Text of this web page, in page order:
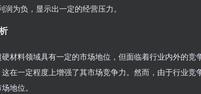
润为负，显示出一定的经营压力。
材料领域具有一定的市场地位，但面临着行业内外的
在一定程度上增强了其市场竞争力。然而，由于行业
地位。